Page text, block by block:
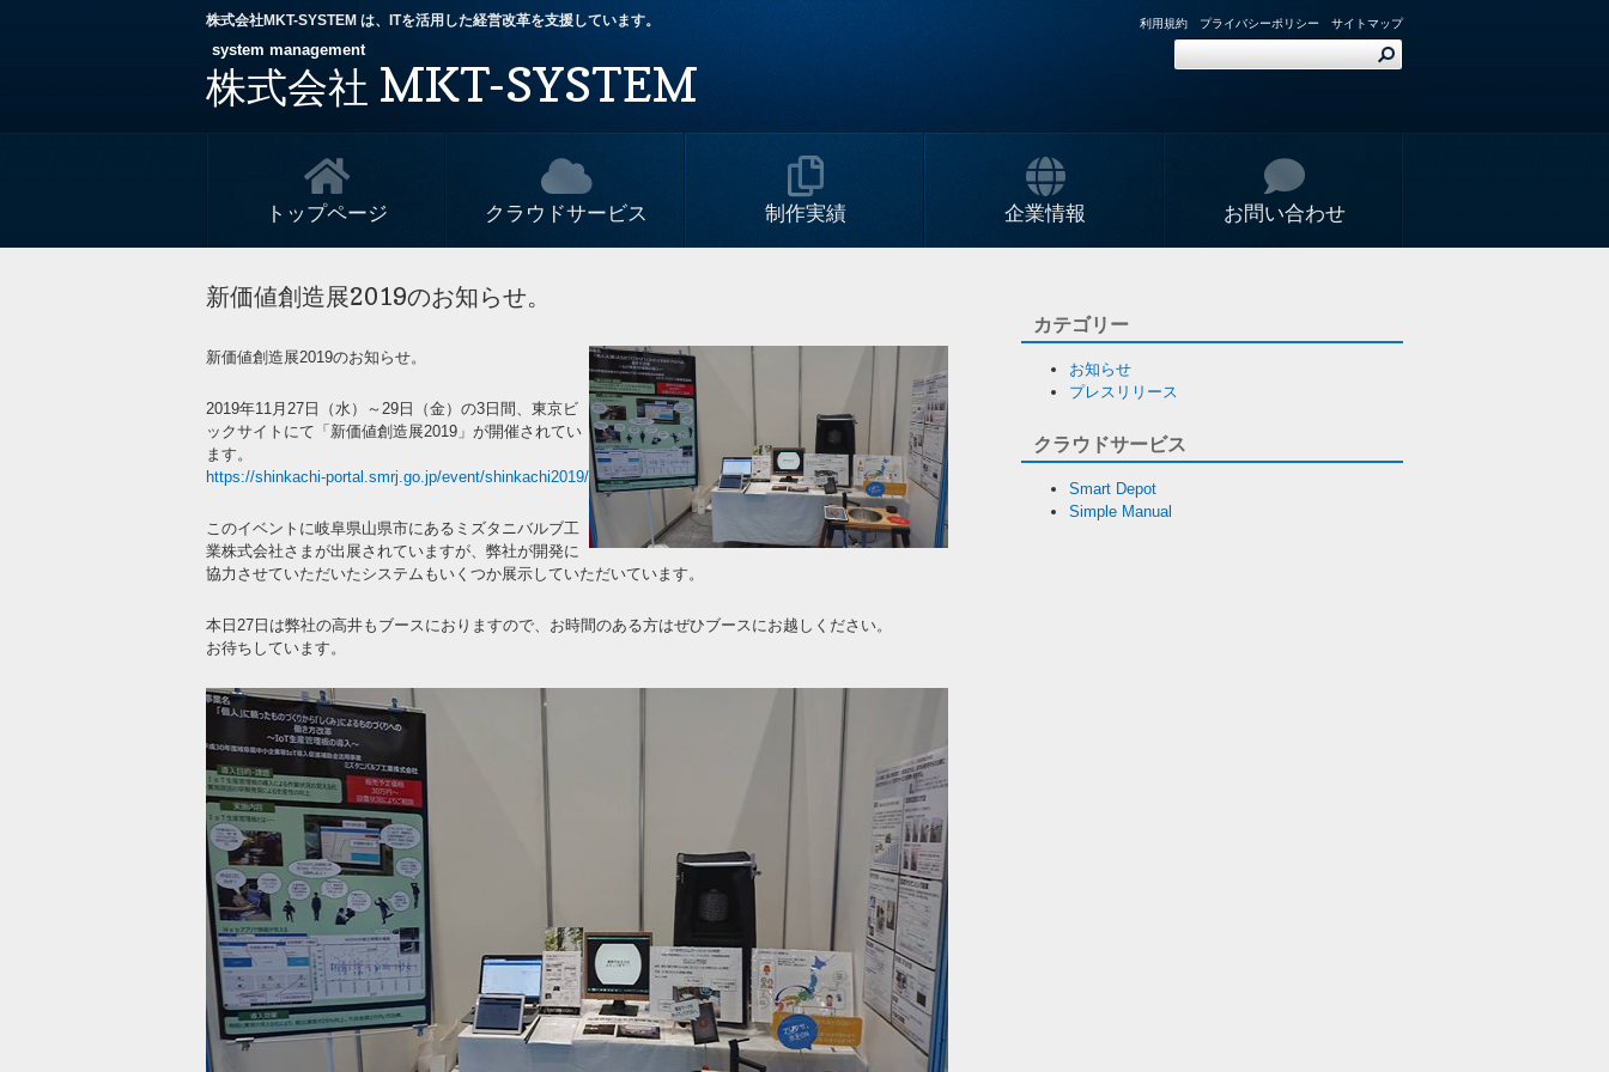
株式会社MKT-SYSTEM は、ITを活用した経営改革を支援しています。
system management
株式会社 MKT-SYSTEM
サイトマップ
プライバシーポリシー
利用規約
トップページ クラウドサービス 制作実績 企業情報 お問い合わせ
新価値創造展2019のお知らせ。
新価値創造展2019のお知らせ。
2019年11月27日（水）～29日（金）の3日間、東京ビ
ックサイトにて「新価値創造展2019」が開催されてい
ます。
https://shinkachi-portal.smrj.go.jp/event/shinkachi2019/
このイベントに岐阜県山県市にあるミズタニバルブ工
業株式会社さまが出展されていますが、弊社が開発に
協力させていただいたシステムもいくつか展示していただいています。
本日27日は弊社の高井もブースにおりますので、お時間のある方はぜひブースにお越しください。
お待ちしています。
カテゴリー
お知らせ
プレスリリース
クラウドサービス
Smart Depot
Simple Manual